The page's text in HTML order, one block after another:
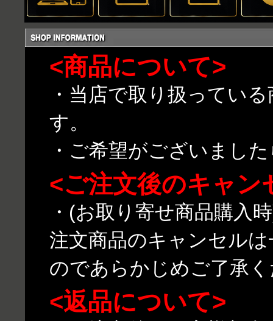
<商品について>
・当店で取り扱ってい
す。
・ご希望がございまし
<ご注文後のキャン
・(お取り寄せ商品購入
注文商品のキャンセル
のであらかじめご了承
<返品について>